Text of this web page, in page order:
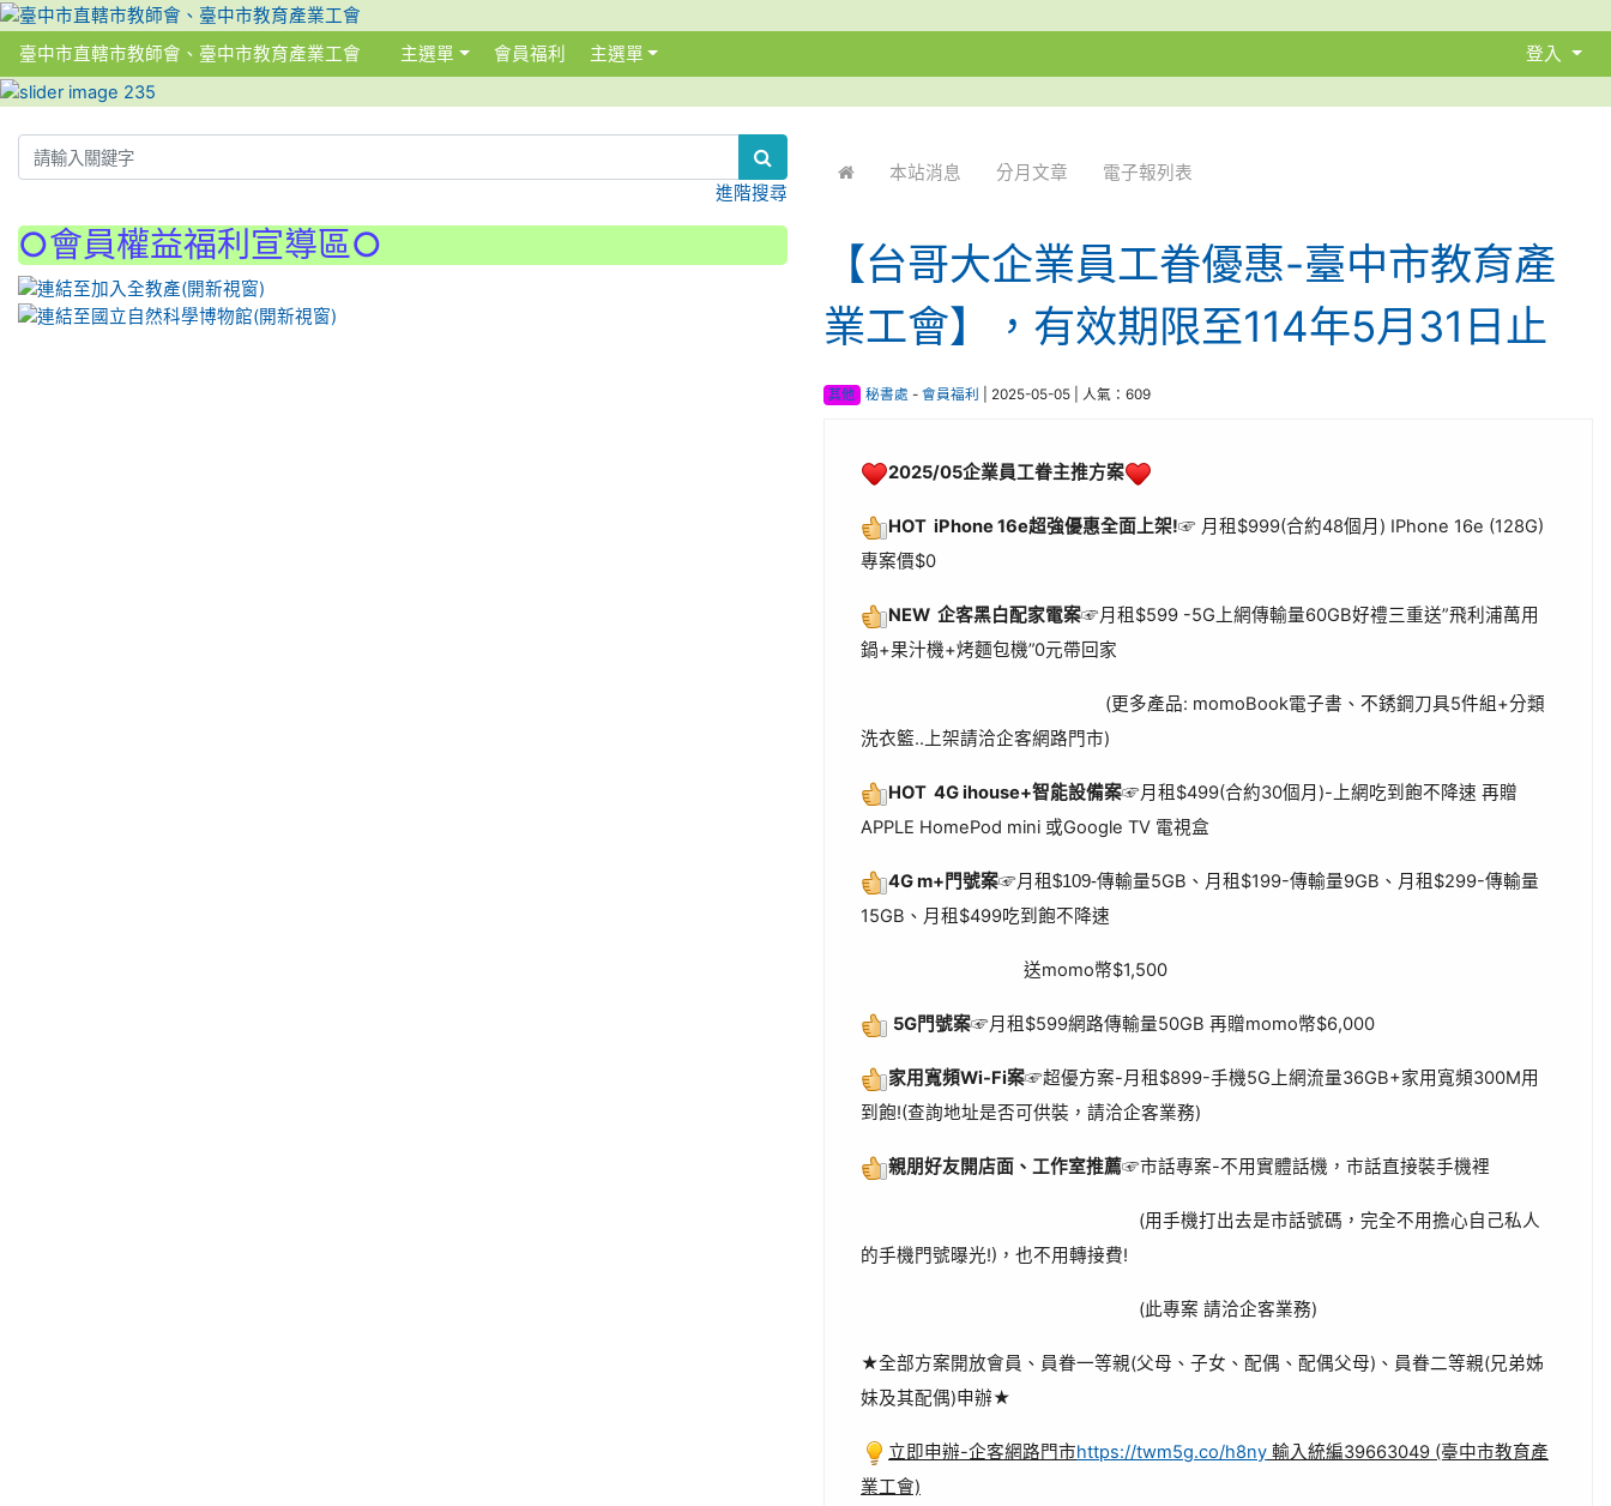
臺中市直轄市教師會、臺中市教育產業工會 主選單 會員福利 主選單 登入
本站消息 分月文章 電子報列表
【台哥大企業員工眷優惠-臺中市教育產
業工會】，有效期限至114年5月31日止
其他 秘書處 - 會員福利 | 2025-05-05 | 人氣：609
2025/05企業員工眷主推方案
HOT iPhone 16e超強優惠全面上架!☞ 月租$999(合約48個月) IPhone 16e (128G)
專案價$0
NEW 企客黑白配家電案☞月租$599 -5G上網傳輸量60GB好禮三重送”飛利浦萬用
鍋+果汁機+烤麵包機”0元帶回家
(更多產品: momoBook電子書、不銹鋼刀具5件組+分類
洗衣籃..上架請洽企客網路門市)
HOT 4G ihouse+智能設備案☞月租$499(合約30個月)-上網吃到飽不降速 再贈
APPLE HomePod mini 或Google TV 電視盒
4G m+門號案☞月租$109-傳輸量5GB、月租$199-傳輸量9GB、月租$299-傳輸量
15GB、月租$499吃到飽不降速
送momo幣$1,500
5G門號案☞月租$599網路傳輸量50GB 再贈momo幣$6,000
家用寬頻Wi-Fi案☞超優方案-月租$899-手機5G上網流量36GB+家用寬頻300M用
到飽!(查詢地址是否可供裝，請洽企客業務)
親朋好友開店面、工作室推薦☞市話專案-不用實體話機，市話直接裝手機裡
(用手機打出去是市話號碼，完全不用擔心自己私人
的手機門號曝光!)，也不用轉接費!
(此專案 請洽企客業務)
★全部方案開放會員、員眷一等親(父母、子女、配偶、配偶父母)、員眷二等親(兄弟姊
妹及其配偶)申辦★
立即申辦-企客網路門市https://twm5g.co/h8ny 輸入統編39663049 (臺中市教育產
業工會)
進階搜尋
○會員權益福利宣導區○